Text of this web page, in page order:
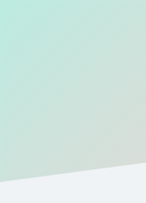
Gizlilik Politikası